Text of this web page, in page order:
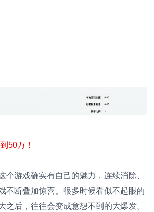
50万！
个游戏确实有自己的魅力，连续消除、
不断叠加惊喜。很多时候看似不起眼的
之后，往往会变成意想不到的大爆发。